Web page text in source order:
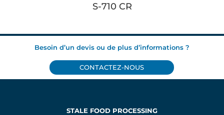
S-710 CR
Besoin d’un devis ou de plus d’informations ?
CONTACTEZ-NOUS
STALE FOOD PROCESSING